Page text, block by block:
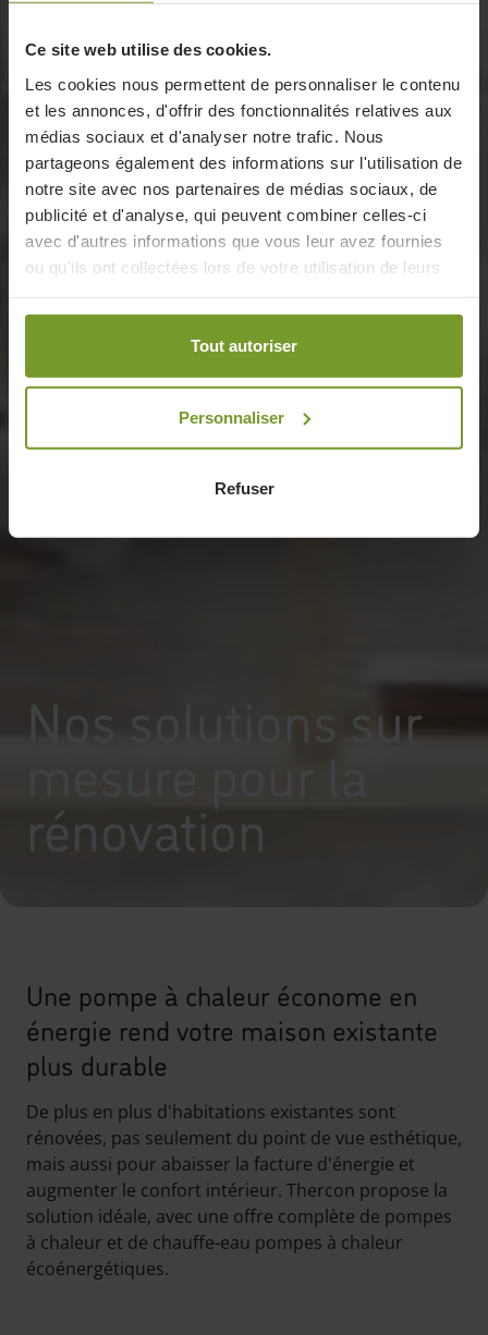
Ce site web utilise des cookies.
Les cookies nous permettent de personnaliser le contenu
et les annonces, d'offrir des fonctionnalités relatives aux
médias sociaux et d'analyser notre trafic. Nous
partageons également des informations sur l'utilisation de
notre site avec nos partenaires de médias sociaux, de
publicité et d'analyse, qui peuvent combiner celles-ci
avec d'autres informations que vous leur avez fournies
ou qu'ils ont collectées lors de votre utilisation de leurs
Tout autoriser
Personnaliser
Refuser
Nos solutions sur
rénovation
Une pompe à chaleur économe en
énergie rend votre maison existante
plus durable
De plus en plus d'habitations existantes sont
rénovées, pas seulement du point de vue esthétique,
mais aussi pour abaisser la facture d'énergie et
augmenter le confort intérieur. Thercon propose la
solution idéale, avec une offre complète de pompes
à chaleur et de chauffe-eau pompes à chaleur
écoénergétiques.